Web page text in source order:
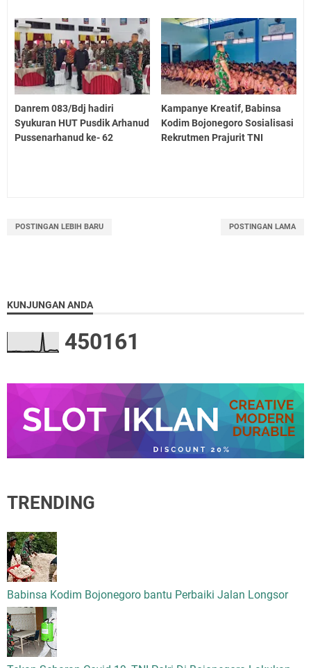
Danrem 083/Bdj hadiri
Syukuran HUT Pusdik Arhanud
Pussenarhanud ke- 62
Kampanye Kreatif, Babinsa
Kodim Bojonegoro Sosialisasi
Rekrutmen Prajurit TNI
POSTINGAN LEBIH BARU POSTINGAN LAMA
KUNJUNGAN ANDA
450161
TRENDING
Babinsa Kodim Bojonegoro bantu Perbaiki Jalan Longsor